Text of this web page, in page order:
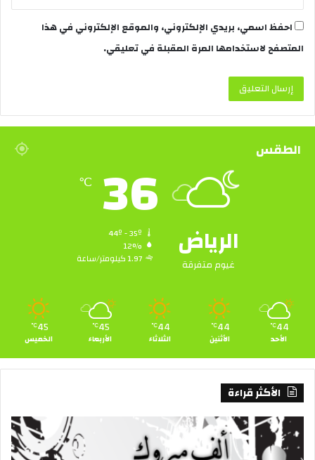
احفظ اسمي، بريدي الإلكتروني، والموقع الإلكتروني في هذا
المتصفح لاستخدامها المرة المقبلة في تعليقي.
الطقس
الرياض
غيوم متفرقة
36
℃
12%
1.97 كيلومتر/ساعة
44
℃
الأحد
44
℃
الأثنين
44
℃
الثلاثاء
45
℃
الأربعاء
45
℃
الخميس
الأكثر قراءة